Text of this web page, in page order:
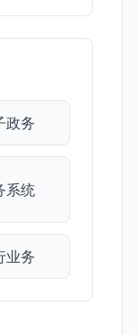
政务
系统
业务